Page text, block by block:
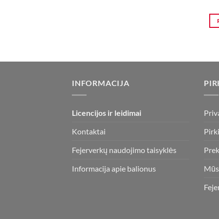
INFORMACIJA
Licencijos ir leidimai
Kontaktai
Fejerverkų naudojimo taisyklės
Informacija apie balionus